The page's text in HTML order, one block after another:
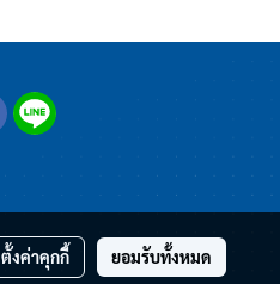
ตั้งค่าคุกกี้ ยอมรับทั้งหมด